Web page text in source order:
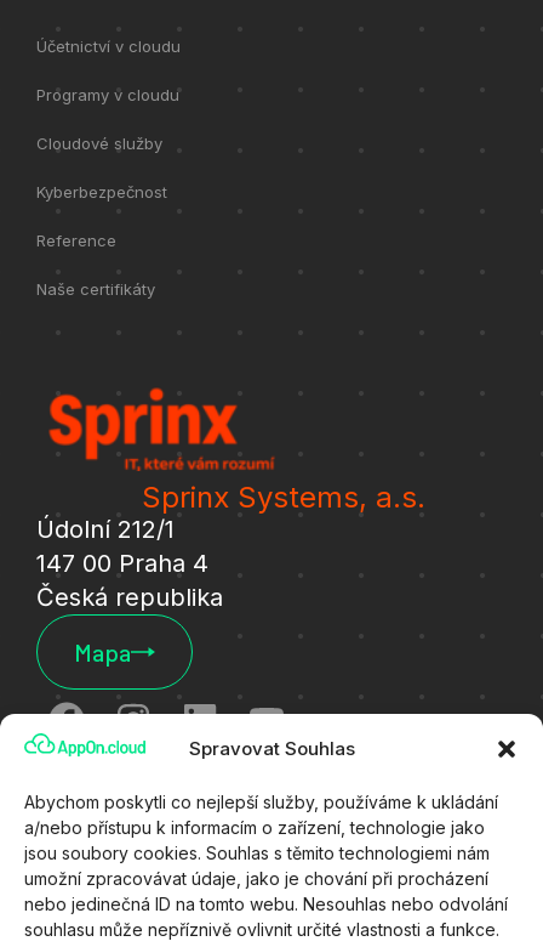
Spravovat Souhlas
Abychom poskytli co nejlepší služby, používáme k ukládání
a/nebo přístupu k informacím o zařízení, technologie jako
jsou soubory cookies. Souhlas s těmito technologiemi nám
umožní zpracovávat údaje, jako je chování při procházení
nebo jedinečná ID na tomto webu. Nesouhlas nebo odvolání
souhlasu může nepříznivě ovlivnit určité vlastnosti a funkce.
Účetnictví v cloudu
Programy v cloudu
Cloudové služby
Kyberbezpečnost
Reference
Naše certifikáty
Sprinx Systems, a.s.
Údolní 212/1
147 00 Praha 4
Česká republika
Mapa
Cookies
Ochrana osobních údajů
Všeobecné technické podmínky